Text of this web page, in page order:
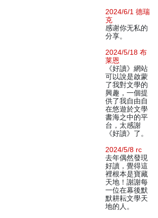
2024/6/1 德瑞
克
感谢你无私的
分享。
2024/5/18 布
莱恩
《好讀》網站
可以說是啟蒙
了我對文學的
興趣，一個提
供了我自由自
在悠遊於文學
書海之中的平
台，太感謝
《好讀》了。
2024/5/8 rc
去年偶然發現
好讀，覺得這
裡根本是寶藏
天地！謝謝每
一位在幕後默
默耕耘文學天
地的人。